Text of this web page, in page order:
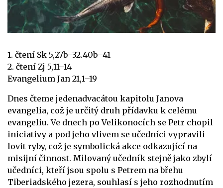
1. čtení Sk 5,27b–32.40b–41
2. čtení Zj 5,11–14
Evangelium Jan 21,1–19
Dnes čteme jedenadvacátou kapitolu Janova
evangelia, což je určitý druh přídavku k celému
evangeliu. Ve dnech po Velikonocích se Petr chopil
iniciativy a pod jeho vlivem se učedníci vypravili
lovit ryby, což je symbolická akce odkazující na
misijní činnost. Milovaný učedník stejně jako zbylí
učedníci, kteří jsou spolu s Petrem na břehu
Tiberiadského jezera, souhlasí s jeho rozhodnutím